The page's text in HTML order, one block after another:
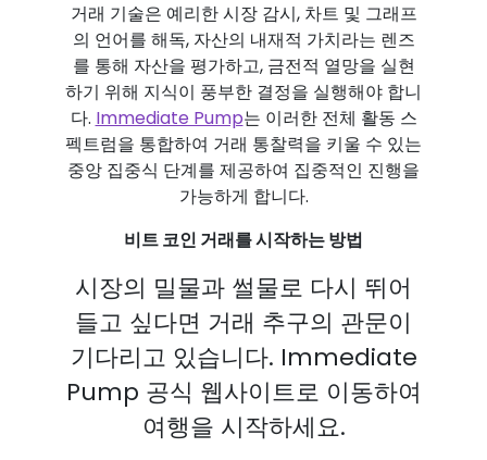
거래 기술은 예리한 시장 감시, 차트 및 그래프
의 언어를 해독, 자산의 내재적 가치라는 렌즈
를 통해 자산을 평가하고, 금전적 열망을 실현
하기 위해 지식이 풍부한 결정을 실행해야 합니
다. Immediate Pump는 이러한 전체 활동 스
펙트럼을 통합하여 거래 통찰력을 키울 수 있는
중앙 집중식 단계를 제공하여 집중적인 진행을
가능하게 합니다.
비트 코인 거래를 시작하는 방법
시장의 밀물과 썰물로 다시 뛰어
들고 싶다면 거래 추구의 관문이
기다리고 있습니다. Immediate
Pump 공식 웹사이트로 이동하여
여행을 시작하세요.